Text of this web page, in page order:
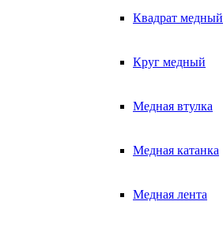
Квадрат медный
Круг медный
Медная втулка
Медная катанка
Медная лента